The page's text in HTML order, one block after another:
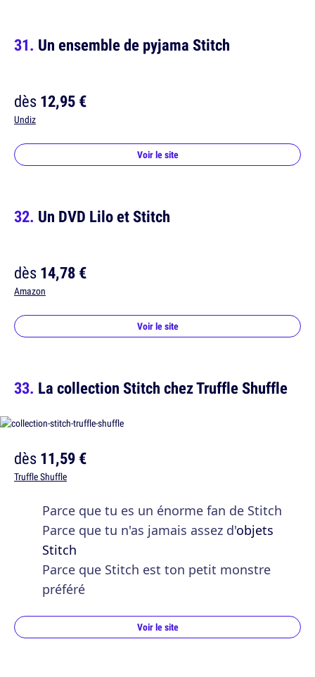
Un ensemble de pyjama Stitch
dès12,95 €
Undiz
Voir le site
Un DVD Lilo et Stitch
dès14,78 €
Amazon
Voir le site
La collection Stitch chez Truffle Shuffle
dès11,59 €
Truffle Shuffle
Parce que tu es un énorme fan de Stitch
Parce que tu n'as jamais assez d'objets
Stitch
Parce que Stitch est ton petit monstre
préféré
Voir le site